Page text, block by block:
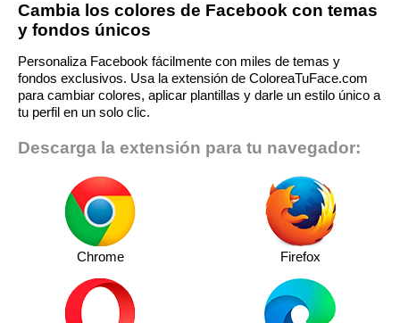
Cambia los colores de Facebook con temas
y fondos únicos
Personaliza Facebook fácilmente con miles de temas y
fondos exclusivos. Usa la extensión de ColoreaTuFace.com
para cambiar colores, aplicar plantillas y darle un estilo único a
tu perfil en un solo clic.
Descarga la extensión para tu navegador:
Chrome Firefox